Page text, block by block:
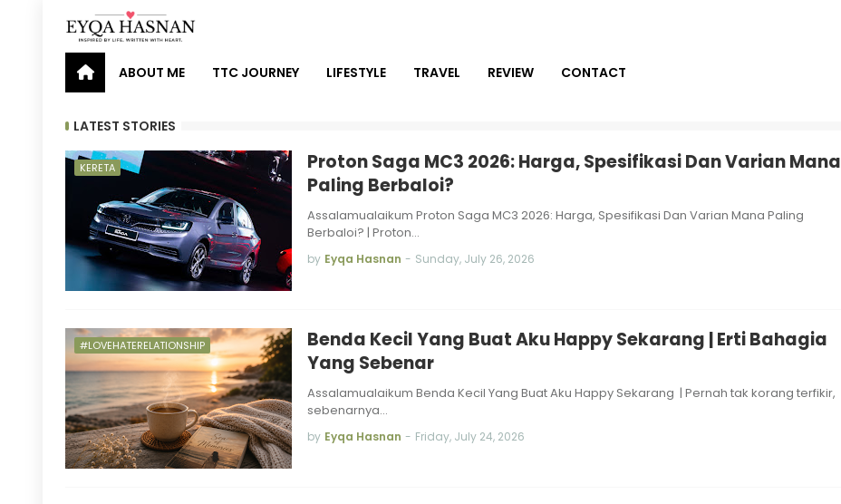
ABOUT ME TTC JOURNEY LIFESTYLE TRAVEL REVIEW CONTACT
LATEST STORIES
KERETA
Proton Saga MC3 2026: Harga, Spesifikasi Dan Varian Mana
Paling Berbaloi?
Assalamualaikum Proton Saga MC3 2026: Harga, Spesifikasi Dan Varian Mana Paling
Berbaloi? | Proton…
by Eyqa Hasnan - Sunday, July 26, 2026
#LOVEHATERELATIONSHIP
Benda Kecil Yang Buat Aku Happy Sekarang | Erti Bahagia
Yang Sebenar
Assalamualaikum Benda Kecil Yang Buat Aku Happy Sekarang | Pernah tak korang terfikir,
sebenarnya…
by Eyqa Hasnan - Friday, July 24, 2026